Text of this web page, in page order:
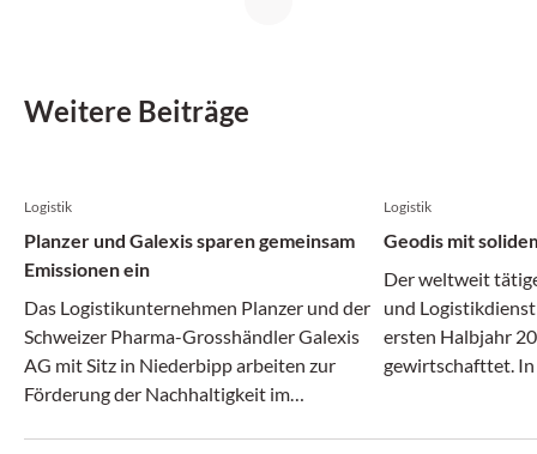
Weitere Beiträge
Logistik
Planzer und Galexis sparen gemeinsam
Emissionen ein
Das Logistikunternehmen Planzer und der
Schweizer Pharma-Grosshändler Galexis
AG mit Sitz in Niederbipp arbeiten zur
Förderung der Nachhaltigkeit im
Logistik
Geodis mit
Der weltweit
und
ersten Halbjahr
gewirtschafttet.